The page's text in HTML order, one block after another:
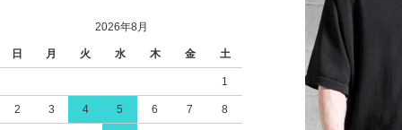
2026年8月
日 月 火 水 木 金 土
1
2 3 4 5 6 7 8